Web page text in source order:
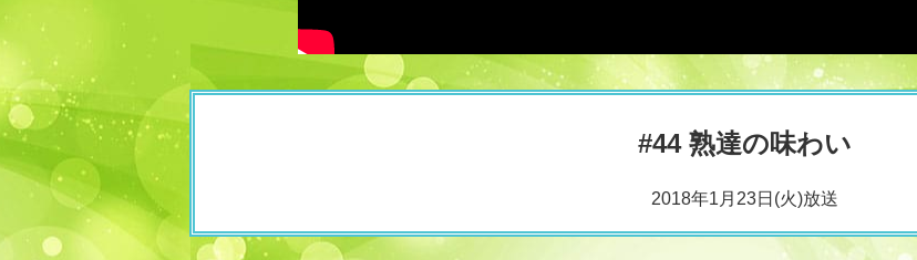
#44 熟達の味わい
2018年1月23日(火)放送